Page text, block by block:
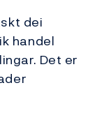
dei
handel
Det er